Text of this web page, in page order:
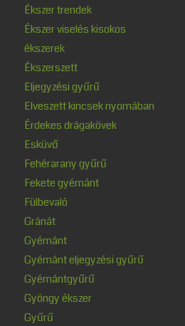
Ékszer trendek
Ékszer viselés kisokos
ékszerek
Ékszerszett
Eljegyzési gyűrű
Elveszett kincsek nyomában
Érdekes drágakövek
Esküvő
Fehérarany gyűrű
Fekete gyémánt
Fülbevaló
Gránát
Gyémánt
Gyémánt eljegyzési gyűrű
Gyémántgyűrű
Gyöngy ékszer
Gyűrű